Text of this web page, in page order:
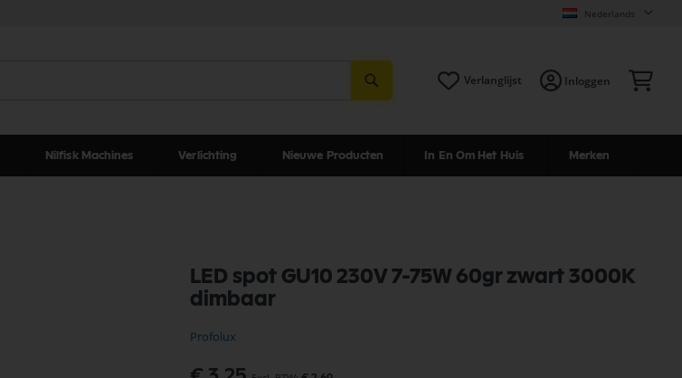
Nederlands
Verlanglijst Inloggen
Nilfisk Machines Verlichting Nieuwe Producten In En Om Het Huis Merken
LED spot GU10 230V 7-75W 60gr zwart 3000K
dimbaar
Profolux